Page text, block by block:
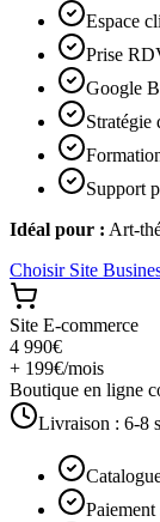
Espace
Prise
Google
Stratégie
Support
Idéal pour : Art-
Choisir Site
Site E-commerce
4 990€
+ 199€/mois
Boutique en ligne
Livraison : 6-8